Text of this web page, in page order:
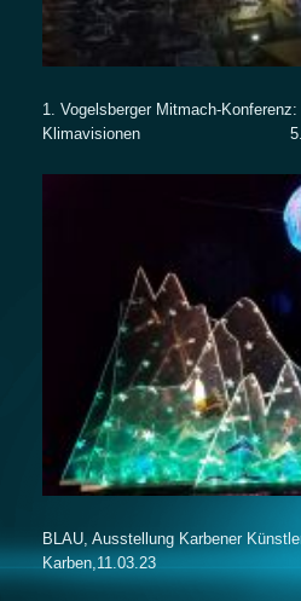
1. Vogelsberger Mitmach-
Klimavisionen 5.05.23,
BLAU, Ausstellung Karbener
Karben,11.03.23